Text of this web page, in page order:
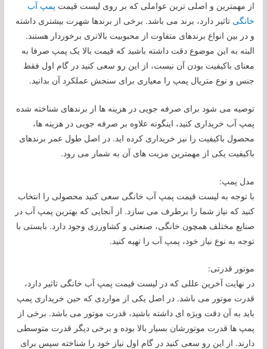
از مهمترین و اصلی ترین عواملی که بر روی لیست قیمت پمپ آب
خانگی تاثیر دارد، برند می باشد. برخی از برندها شهرت بیشتری داشته
و در بین انواع برندهای متفاوت از محبوبیت بالاتری برخوردار هستند.
البته به این موضوع دقت داشته باشید که قیمت بالا یک پمپ صرفا به
معنای باکیفیت بودن آن نیست، از این رو سعی کنید در گام اول فقط
جنس و نوع متریال پمپ را معیاری برای سنجش عملکرد آن بدانید.
توصیه می شود برای صرفه جویی در هزینه ها از برندهای شناخته شده
پمپ آب خریداری کنید، اینگونه علاوه بر صرفه جویی در هزینه ها،
محصول باکیفیت را نیز خریداری کرده اید. در اصل طول عمر برندهای
باکیفیت یکی از مهمترین مزیت های آن به شمار می رود.
مدل پمپ:
با توجه به لیست قیمت پمپ آب خانگی سعی کنید محصولی را انتخاب
کنید که نیاز شما را برطرف می سازد. از آنجایی که بهترین پمپ آب در
صنایع مختلف همچون خانگی، صنعتی و کشاورزی وجود دارد. بایستی با
توجه به نوع نیاز خود، پمپ آب را تهیه کنید.
موتور قدرتی:
در نهایت آخرین عللی که در لیست قیمت پمپ آب خانگی تاثیر دارد،
قدرت موتور می باشد. در اصل یکی از مواردی که حین خریداری پمپ
باید به آن دقت ویژه ای داشته باشید، قدرت موتور می باشد. برخی از
پمپ ها قدرت موتورشان بسیار بالا بوده و برخی دیگر قدرت متوسطی
دارند. از این رو سعی کنید در گام اول نیاز خود را شناخته سپس برای